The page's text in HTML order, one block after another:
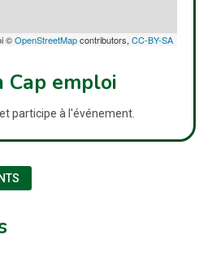
©OpenStreetMapcontributors, CC-BY-SA
Cap emploi
participe à l'événement.